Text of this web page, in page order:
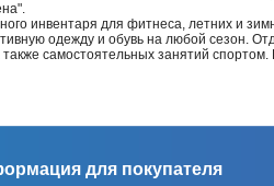
инвентаря для фитнеса, летних и
одежду и обувь на любой сезон.
самостоятельных занятий
для покупателя